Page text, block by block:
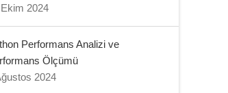
2024
Performans Analizi ve
Ölçümü
2024